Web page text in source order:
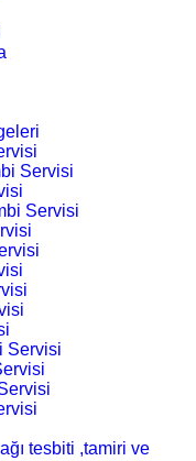
Servisi
Servisi
Servisi
tesbiti ,tamiri ve